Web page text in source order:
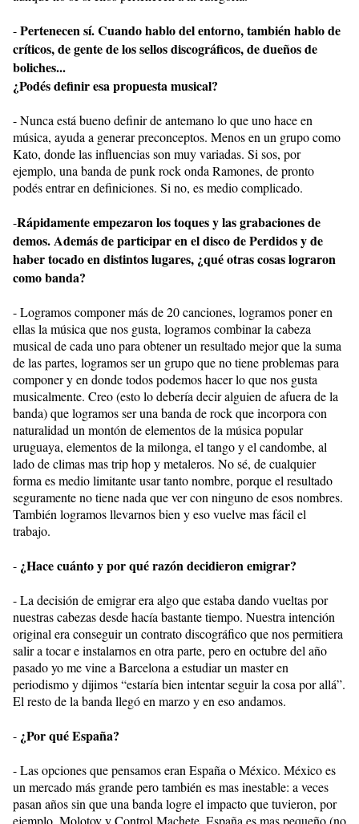
-Pertenecen sí. Cuando hablo del entorno, también hablo de
críticos, de gente de los sellos discográficos, de dueños de
boliches...
¿Podés definir esa propuesta musical?
- Nunca está bueno definir de antemano lo que uno hace en
música, ayuda a generar preconceptos. Menos en un grupo como
Kato, donde las influencias son muy variadas. Si sos, por
ejemplo, una banda de punk rock onda Ramones, de pronto
podés entrar en definiciones. Si no, es medio complicado.
-Rápidamente empezaron los toques y las grabaciones de
demos. Además de participar en el disco de Perdidos y de
haber tocado en distintos lugares, ¿qué otras cosas lograron
como banda?
- Logramos componer más de 20 canciones, logramos poner en
ellas la música que nos gusta, logramos combinar la cabeza
musical de cada uno para obtener un resultado mejor que la suma
de las partes, logramos ser un grupo que no tiene problemas para
componer y en donde todos podemos hacer lo que nos gusta
musicalmente. Creo (esto lo debería decir alguien de afuera de la
banda) que logramos ser una banda de rock que incorpora con
naturalidad un montón de elementos de la música popular
uruguaya, elementos de la milonga, el tango y el candombe, al
lado de climas mas trip hop y metaleros. No sé, de cualquier
forma es medio limitante usar tanto nombre, porque el resultado
seguramente no tiene nada que ver con ninguno de esos nombres.
También logramos llevarnos bien y eso vuelve mas fácil el
trabajo.
- ¿Hace cuánto y por qué razón decidieron emigrar?
- La decisión de emigrar era algo que estaba dando vueltas por
nuestras cabezas desde hacía bastante tiempo. Nuestra intención
original era conseguir un contrato discográfico que nos permitiera
salir a tocar e instalarnos en otra parte, pero en octubre del año
pasado yo me vine a Barcelona a estudiar un master en
periodismo y dijimos “estaría bien intentar seguir la cosa por allá”.
El resto de la banda llegó en marzo y en eso andamos.
- ¿Por qué España?
- Las opciones que pensamos eran España o México. México es
un mercado más grande pero también es mas inestable: a veces
pasan años sin que una banda logre el impacto que tuvieron, por